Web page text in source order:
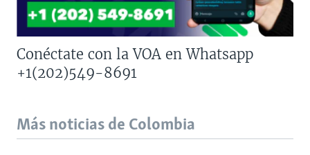
Conéctate con la VOA en Whatsapp
+1(202)549-8691
Más noticias de Colombia